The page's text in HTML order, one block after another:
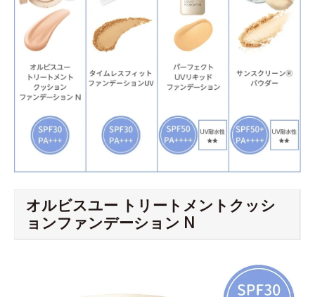
オルビスユー トリートメントクッシ
ョンファンデーション N